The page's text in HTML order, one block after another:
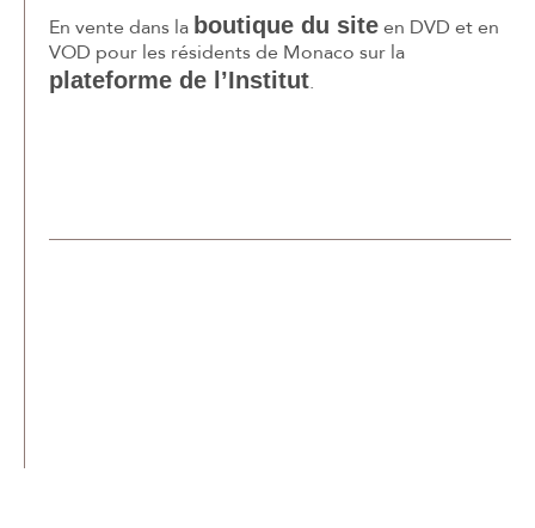
En vente dans la boutique du siteen DVD et en
VOD pour les résidents de Monaco sur la
plateforme de l’Institut.